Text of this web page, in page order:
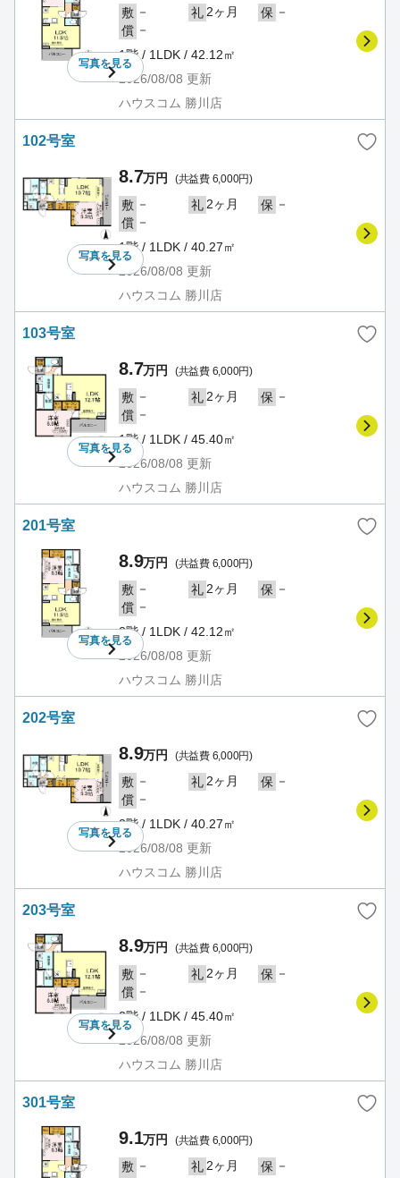
写真を見る
敷 － 礼 2ヶ月 保 －
償 －
1階 / 1LDK / 42.12㎡
2026/08/08 更新
ハウスコム 勝川店
102号室
写真を見る
8.7万円 (共益費 6,000円)
敷 － 礼 2ヶ月 保 －
償 －
1階 / 1LDK / 40.27㎡
2026/08/08 更新
ハウスコム 勝川店
103号室
写真を見る
8.7万円 (共益費 6,000円)
敷 － 礼 2ヶ月 保 －
償 －
1階 / 1LDK / 45.40㎡
2026/08/08 更新
ハウスコム 勝川店
201号室
写真を見る
8.9万円 (共益費 6,000円)
敷 － 礼 2ヶ月 保 －
償 －
2階 / 1LDK / 42.12㎡
2026/08/08 更新
ハウスコム 勝川店
202号室
写真を見る
8.9万円 (共益費 6,000円)
敷 － 礼 2ヶ月 保 －
償 －
2階 / 1LDK / 40.27㎡
2026/08/08 更新
ハウスコム 勝川店
203号室
写真を見る
8.9万円 (共益費 6,000円)
敷 － 礼 2ヶ月 保 －
償 －
2階 / 1LDK / 45.40㎡
2026/08/08 更新
ハウスコム 勝川店
301号室
9.1万円 (共益費 6,000円)
敷 － 礼 2ヶ月 保 －